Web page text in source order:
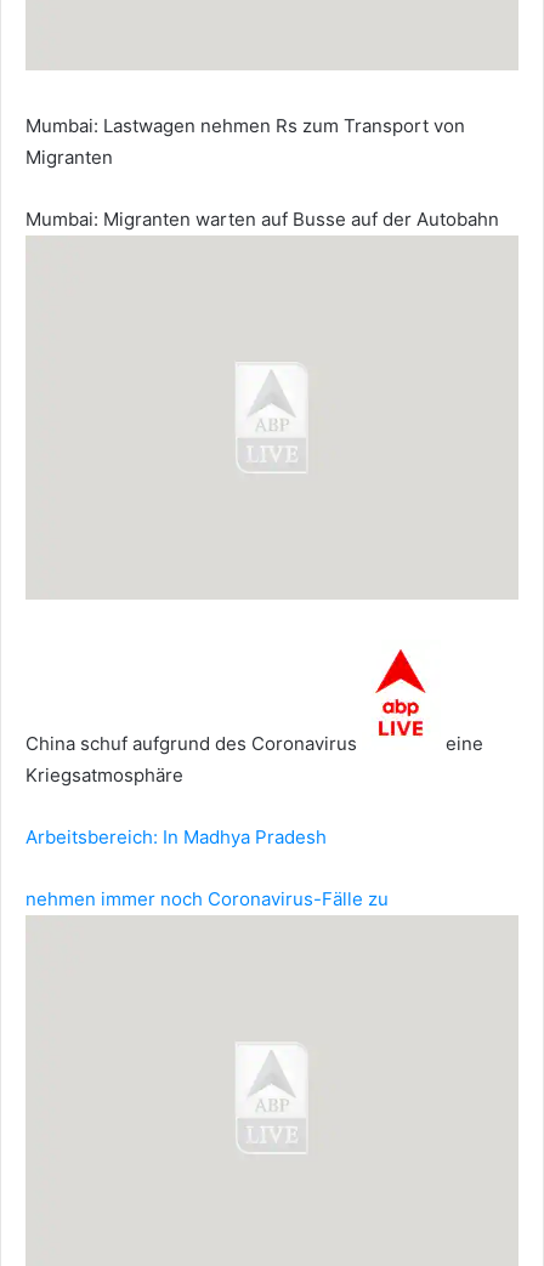
Mumbai: Lastwagen nehmen Rs zum Transport von
Migranten
Mumbai: Migranten warten auf Busse auf der Autobahn
China schuf aufgrund des Coronavirus
eine
Kriegsatmosphäre
Arbeitsbereich: In Madhya Pradesh
nehmen immer noch Coronavirus-Fälle zu